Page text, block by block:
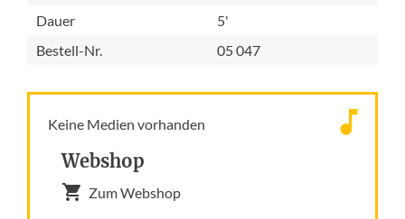
Dauer
5'
Bestell-Nr.
05 047
Keine Medien vorhanden
Webshop
Zum Webshop